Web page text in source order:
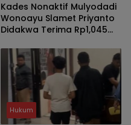
Kades Nonaktif Mulyodadi
Wonoayu Slamet Priyanto
Didakwa Terima Rp1,045
Eks Gogol
Hukum